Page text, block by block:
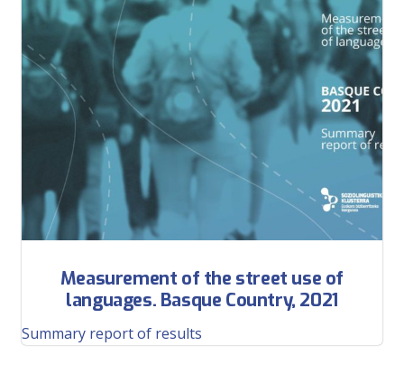
Measurement of the street use of
languages. Basque Country, 2021
Summary report of results